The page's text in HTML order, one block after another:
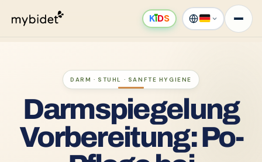
KıDS
DARM · STUHL · SANFTE HYGIENE
Darmspiegelung
Vorbereitung: Po-